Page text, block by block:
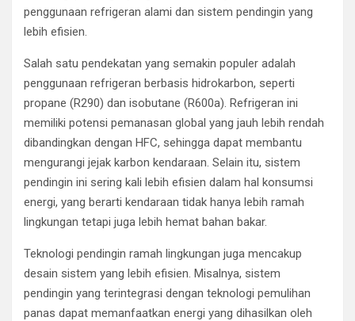
penggunaan refrigeran alami dan sistem pendingin yang
lebih efisien.
Salah satu pendekatan yang semakin populer adalah
penggunaan refrigeran berbasis hidrokarbon, seperti
propane (R290) dan isobutane (R600a). Refrigeran ini
memiliki potensi pemanasan global yang jauh lebih rendah
dibandingkan dengan HFC, sehingga dapat membantu
mengurangi jejak karbon kendaraan. Selain itu, sistem
pendingin ini sering kali lebih efisien dalam hal konsumsi
energi, yang berarti kendaraan tidak hanya lebih ramah
lingkungan tetapi juga lebih hemat bahan bakar.
Teknologi pendingin ramah lingkungan juga mencakup
desain sistem yang lebih efisien. Misalnya, sistem
pendingin yang terintegrasi dengan teknologi pemulihan
panas dapat memanfaatkan energi yang dihasilkan oleh